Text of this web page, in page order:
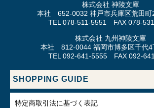
株式会社 神陵文庫
本社 652-0032 神戸市兵庫区荒田町
TEL 078-511-5551 FAX 078-
株式会社 九州神陵文庫
本社 812-0044 福岡市博多区千代4
TEL 092-641-5555 FAX 092-
SHOPPING GUIDE
特定商取引法に基づく表記